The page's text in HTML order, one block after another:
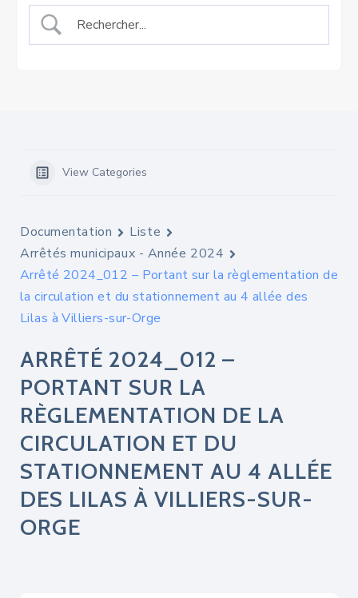
View Categories
Documentation
Liste
Arrêtés municipaux - Année 2024
Arrêté 2024_012 – Portant sur la règlementation de
la circulation et du stationnement au 4 allée des
Lilas à Villiers-sur-Orge
ARRÊTÉ 2024_012 –
PORTANT SUR LA
RÈGLEMENTATION DE LA
CIRCULATION ET DU
STATIONNEMENT AU 4 ALLÉE
DES LILAS À VILLIERS-SUR-
ORGE